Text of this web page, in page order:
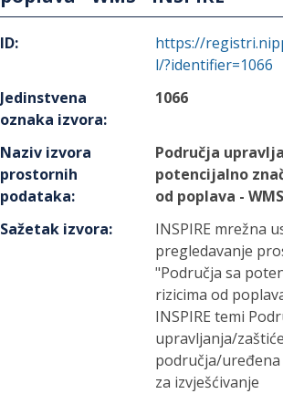
ID:
https://
l/?identifier=1066
Jedinstvena
oznaka izvora:
1066
Naziv izvora
prostornih
podataka:
Područja
potencijalno
od poplava -
Sažetak izvora:
INSPIRE mrežna
pregledavanje
"Područja sa
rizicima od
INSPIRE temi
upravljanja/
područja/
za izvješćivanje